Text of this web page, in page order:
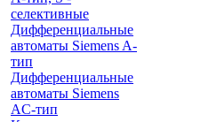
селективные
Дифференциальные
автоматы Siemens A-
тип
Дифференциальные
автоматы Siemens
AС-тип